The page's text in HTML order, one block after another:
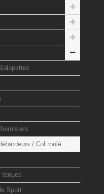
/ Col roulé
tenues
Sport